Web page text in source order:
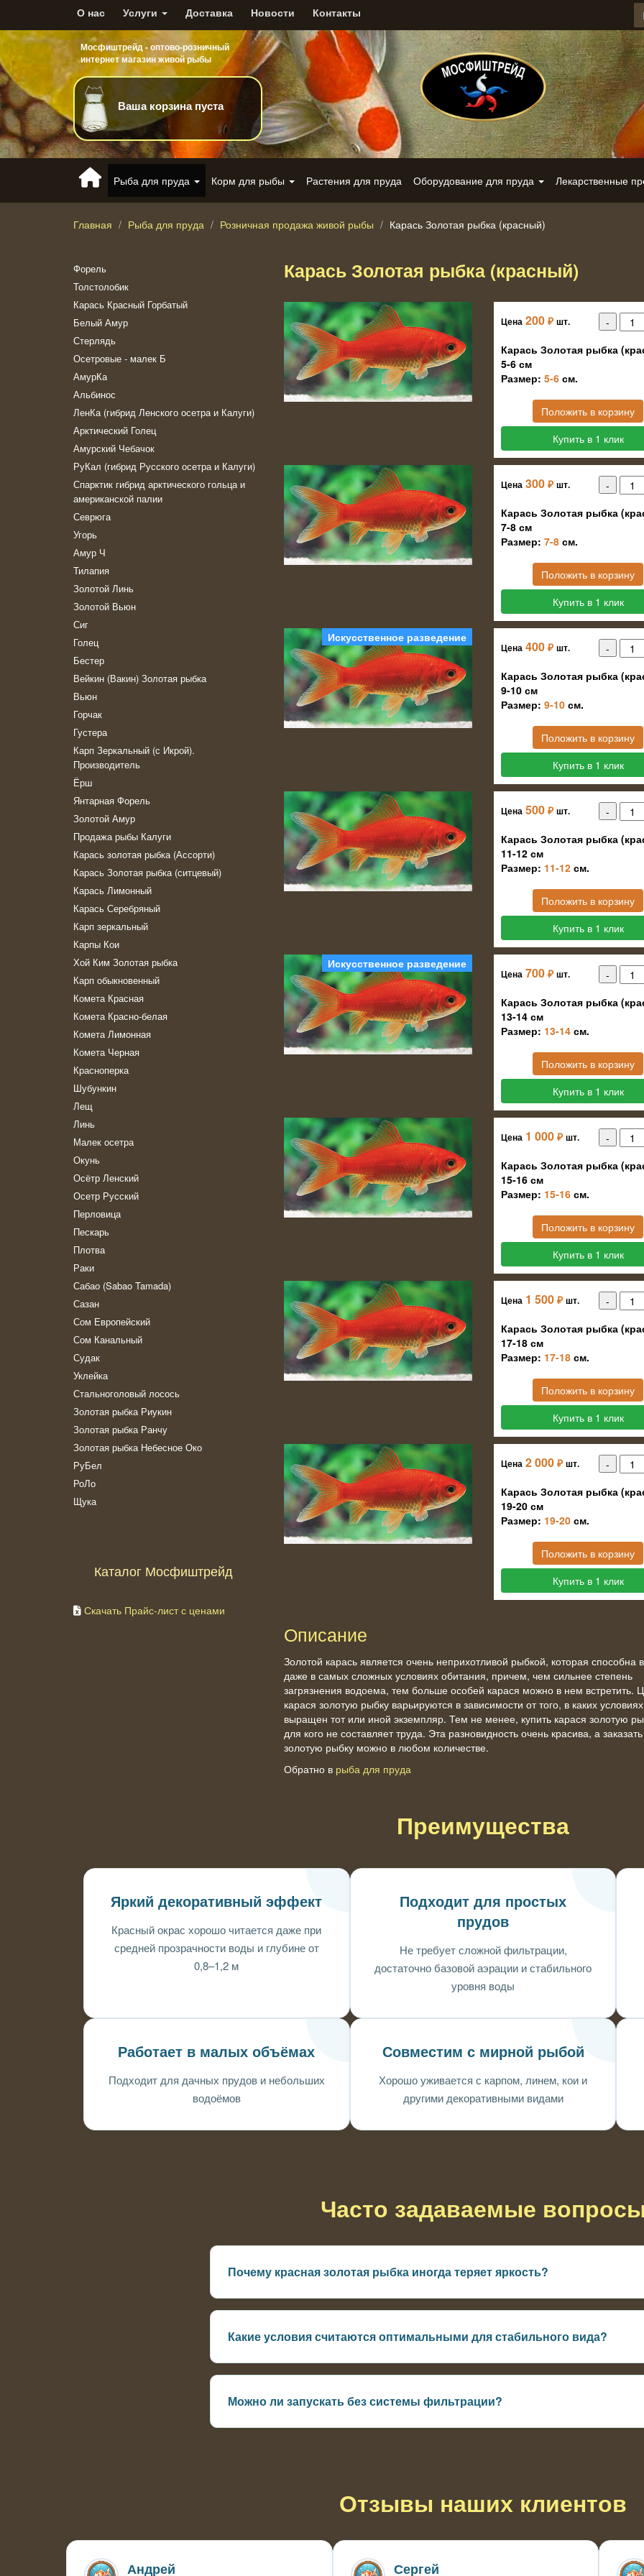
О нас Услуги Доставка Новости Контакты
Мосфиштрейд - оптово-розничный
интернет магазин живой рыбы
Ваша корзина пуста
Рыба для пруда Корм для рыбы Растения для пруда Оборудование для пруда Лекарственные
Главная Рыба для пруда Розничная продажа живой рыбы Карась Золотая рыбка (красный)
Форель
Толстолобик
Карась Красный Горбатый
Белый Амур
Стерлядь
Осетровые - малек Б
АмурКа
Альбинос
ЛенКа (гибрид Ленского осетра и Калуги)
Арктический Голец
Амурский Чебачок
РуКал (гибрид Русского осетра и Калуги)
Спарктик гибрид арктического гольца и
американской палии
Севрюга
Угорь
Амур Ч
Тилапия
Золотой Линь
Золотой Вьюн
Сиг
Голец
Бестер
Вейкин (Вакин) Золотая рыбка
Вьюн
Горчак
Густера
Карп Зеркальный (с Икрой).
Производитель
Ёрш
Янтарная Форель
Золотой Амур
Продажа рыбы Калуги
Карась золотая рыбка (Ассорти)
Карась Золотая рыбка (ситцевый)
Карась Лимонный
Карась Серебряный
Карп зеркальный
Карпы Кои
Хой Ким Золотая рыбка
Карп обыкновенный
Комета Красная
Комета Красно-белая
Комета Лимонная
Комета Черная
Красноперка
Шубункин
Лещ
Линь
Малек осетра
Окунь
Осётр Ленский
Осетр Русский
Перловица
Пескарь
Плотва
Раки
Сабао (Sabao Tamada)
Сазан
Сом Европейский
Сом Канальный
Судак
Уклейка
Стальноголовый лосось
Золотая рыбка Риукин
Золотая рыбка Ранчу
Золотая рыбка Небесное Око
РуБел
РоЛо
Щука
Каталог Мосфиштрейд
Скачать Прайс-лист с ценами
Карась Золотая рыбка (красный)
Цена 200 ₽ шт.
Карась Золотая рыбка
5-6 см
Размер: 5-6 см.
Положить в корзину
Купить в 1 клик
Цена 300 ₽ шт.
Карась Золотая рыбка
7-8 см
Размер: 7-8 см.
Положить в корзину
Купить в 1 клик
Искусственное разведение
Цена 400 ₽ шт.
Карась Золотая рыбка
9-10 см
Размер: 9-10 см.
Положить в корзину
Купить в 1 клик
Цена 500 ₽ шт.
Карась Золотая рыбка
11-12 см
Размер: 11-12 см.
Положить в корзину
Купить в 1 клик
Искусственное разведение
Цена 700 ₽ шт.
Карась Золотая рыбка
13-14 см
Размер: 13-14 см.
Положить в корзину
Купить в 1 клик
Цена 1 000 ₽ шт.
Карась Золотая рыбка
15-16 см
Размер: 15-16 см.
Положить в корзину
Купить в 1 клик
Цена 1 500 ₽ шт.
Карась Золотая рыбка
17-18 см
Размер: 17-18 см.
Положить в корзину
Купить в 1 клик
Цена 2 000 ₽ шт.
Карась Золотая рыбка
19-20 см
Размер: 19-20 см.
Положить в корзину
Купить в 1 клик
Описание
Золотой карась является очень неприхотливой рыбкой, которая способна
даже в самых сложных условиях обитания, причем, чем сильнее степень
загрязнения водоема, тем больше особей карася можно в нем встретить.
карася золотую рыбку варьируются в зависимости от того, в каких
выращен тот или иной экземпляр. Тем не менее, купить карася золотую
для кого не составляет труда. Эта разновидность очень красива, а
золотую рыбку можно в любом количестве.
Обратно в рыба для пруда
Преимущества
Яркий декоративный эффект
Красный окрас хорошо читается даже при
средней прозрачности воды и глубине от
0,8–1,2 м
Подходит для простых
прудов
Не требует сложной фильтрации,
достаточно базовой аэрации и стабильного
уровня воды
Работает в малых объёмах
Подходит для дачных прудов и небольших
водоёмов
Совместим с мирной рыбой
Хорошо уживается с карпом, линем, кои и
другими декоративными видами
Часто задаваемые вопросы
Почему красная золотая рыбка иногда теряет яркость?
Чаще всего из-за мутной воды и избытка органики — при базовой фильтрации или
Какие условия считаются оптимальными для стабильного вида?
Глубина от 0,8–1,2 м, отсутствие застоя, умеренная плотность посадки и
Можно ли запускать без системы фильтрации?
Отзывы наших клиентов
Андрей Сергей